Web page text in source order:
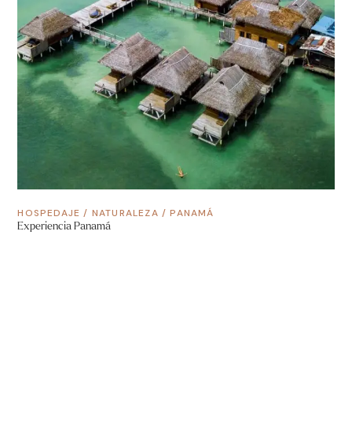
HOSPEDAJE / NATURALEZA /PANAMÁ
Experiencia Panamá